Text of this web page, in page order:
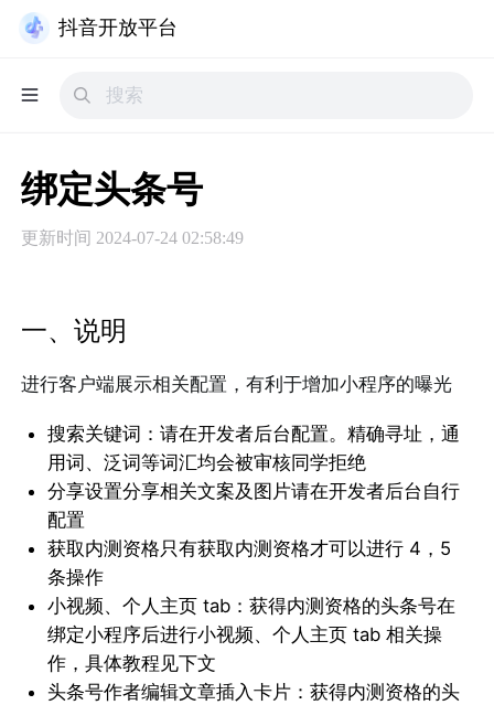
抖音开放平台
绑定头条号
更新时间 2024-07-24 02:58:49
一、说明
进行客户端展示相关配置，有利于增加小程序的曝光
搜索关键词：请在开发者后台配置。精确寻址，通
用词、泛词等词汇均会被审核同学拒绝
分享设置分享相关文案及图片请在开发者后台自行
配置
获取内测资格只有获取内测资格才可以进行 4，5
条操作
小视频、个人主页 tab：获得内测资格的头条号在
绑定小程序后进行小视频、个人主页 tab 相关操
作，具体教程见下文
头条号作者编辑文章插入卡片：获得内测资格的头